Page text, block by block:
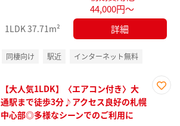
44,000円～
1LDK37.71m² 詳細
同棲向け 駅近 インターネット無料
【大人気1LDK】〈エアコン付き〉大
通駅まで徒歩3分♪アクセス良好の札幌
中心部◎多様なシーンでのご利用に